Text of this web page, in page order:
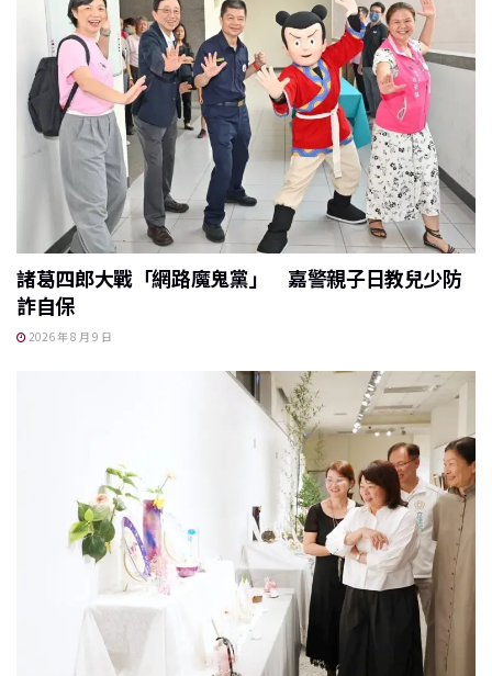
諸葛四郎大戰「網路魔鬼黨」 嘉警親子日教兒少防
詐自保
2026 年 8 月 9 日